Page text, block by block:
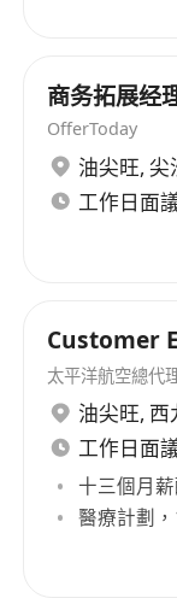
商务拓展经
OfferToday
油尖旺, 尖
工作日面
Customer
太平洋航空總代
油尖旺, 西
工作日面
十三個月
醫療計劃